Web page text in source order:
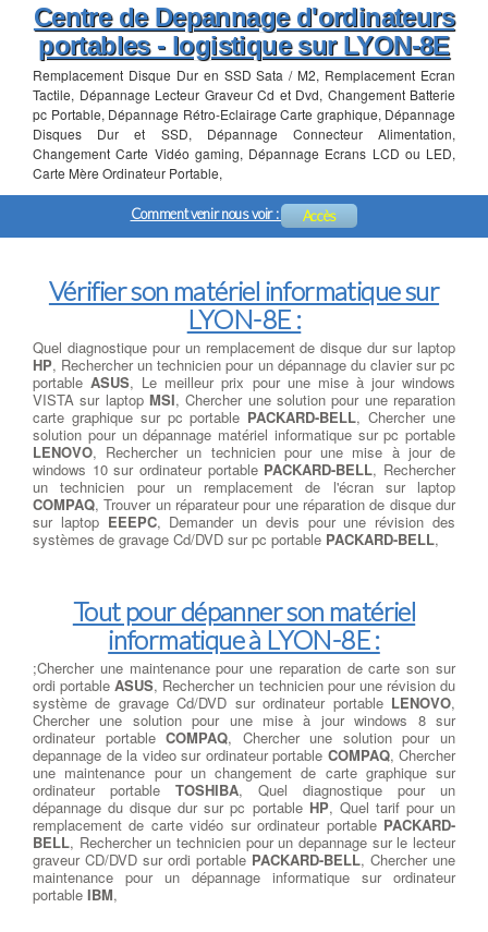
Centre de Depannage d'ordinateurs
portables - logistique sur LYON-8E
Remplacement Disque Dur en SSD Sata / M2, Remplacement Ecran
Tactile, Dépannage Lecteur Graveur Cd et Dvd, Changement Batterie
pc Portable, Dépannage Rétro-Eclairage Carte graphique, Dépannage
Disques Dur et SSD, Dépannage Connecteur Alimentation,
Changement Carte Vidéo gaming, Dépannage Ecrans LCD ou LED,
Carte Mère Ordinateur Portable,
Comment venir nous voir : Accès
Vérifier son matériel informatique sur
LYON-8E :
Quel diagnostique pour un remplacement de disque dur sur laptop
HP, Rechercher un technicien pour un dépannage du clavier sur pc
portableASUS, Le meilleur prix pour une mise à jour windows
VISTA sur laptop MSI, Chercher une solution pour une reparation
carte graphique sur pc portable PACKARD-BELL, Chercher une
solution pour un dépannage matériel informatique sur pc portable
LENOVO, Rechercher un technicien pour une mise à jour de
windows 10 sur ordinateur portable PACKARD-BELL, Rechercher
un technicien pour un remplacement de l'écran sur laptop
COMPAQ, Trouver un réparateur pour une réparation de disque dur
sur laptop EEEPC, Demander un devis pour une révision des
systèmes de gravage Cd/DVD sur pc portable PACKARD-BELL,
Tout pour dépanner son matériel
informatique à LYON-8E :
;Chercher une maintenance pour une reparation de carte son sur
ordi portableASUS, Rechercher un technicien pour une révision du
système de gravage Cd/DVD sur ordinateur portable LENOVO,
Chercher une solution pour une mise à jour windows 8 sur
ordinateur portableCOMPAQ, Chercher une solution pour un
depannage de la video sur ordinateur portable COMPAQ, Chercher
une maintenance pour un changement de carte graphique sur
ordinateur portable TOSHIBA, Quel diagnostique pour un
dépannage du disque dur sur pc portable HP, Quel tarif pour un
remplacement de carte vidéo sur ordinateur portable PACKARD-
BELL, Rechercher un technicien pour un depannage sur le lecteur
graveur CD/DVD sur ordi portable PACKARD-BELL, Chercher une
maintenance pour un dépannage informatique sur ordinateur
portable IBM,